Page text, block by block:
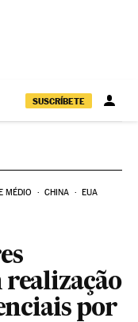
SUSCRÍBETE
MÉDIO CHINA EUA
realização
por